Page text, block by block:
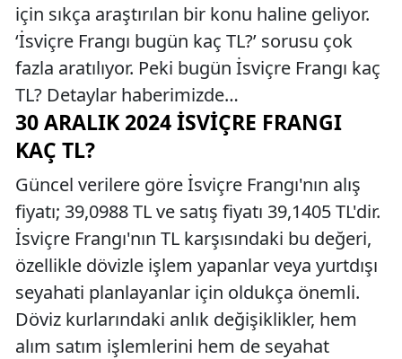
için sıkça araştırılan bir konu haline geliyor.
‘İsviçre Frangı bugün kaç TL?’ sorusu çok
fazla aratılıyor. Peki bugün İsviçre Frangı kaç
TL? Detaylar haberimizde…
30 ARALIK 2024 İSVIÇRE FRANGI
KAÇ TL?
Güncel verilere göre İsviçre Frangı'nın alış
fiyatı; 39,0988 TL ve satış fiyatı 39,1405 TL'dir.
İsviçre Frangı'nın TL karşısındaki bu değeri,
özellikle dövizle işlem yapanlar veya yurtdışı
seyahati planlayanlar için oldukça önemli.
Döviz kurlarındaki anlık değişiklikler, hem
alım satım işlemlerini hem de seyahat